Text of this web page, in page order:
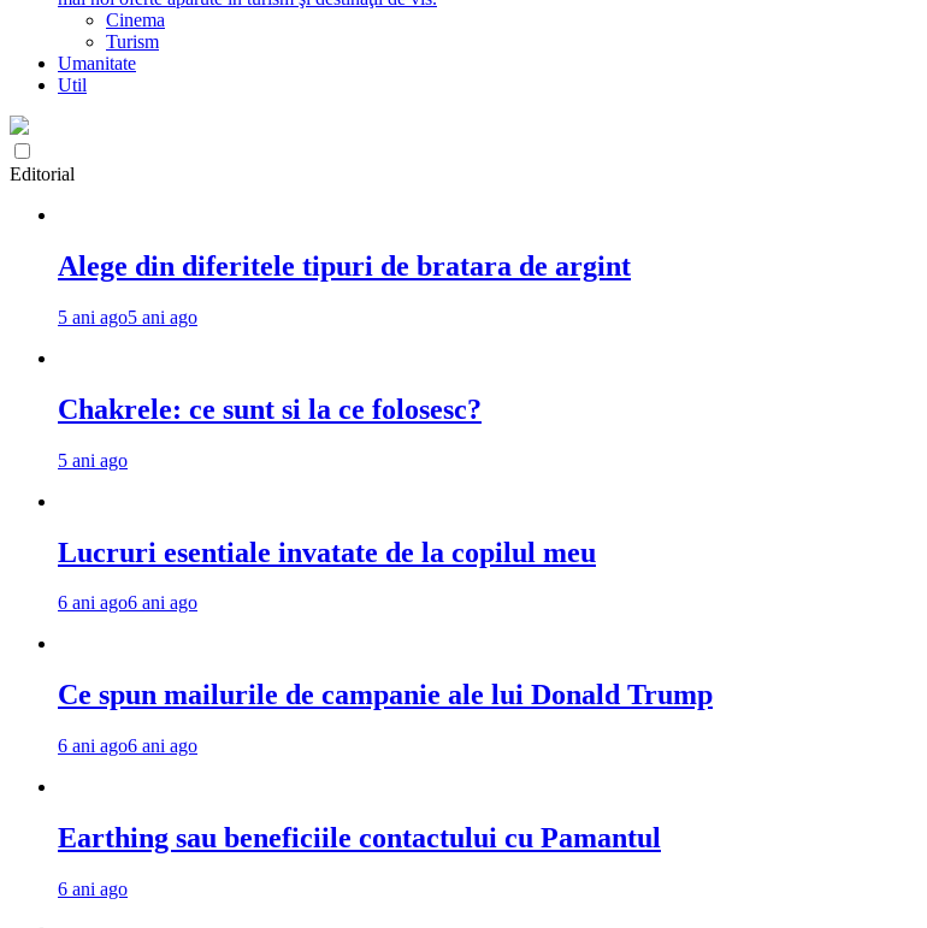
Cinema
Turism
Umanitate
Util
Editorial
Alege din diferitele tipuri de bratara de argint
5 ani ago5 ani ago
Chakrele: ce sunt si la ce folosesc?
5 ani ago
Lucruri esentiale invatate de la copilul meu
6 ani ago6 ani ago
Ce spun mailurile de campanie ale lui Donald Trump
6 ani ago6 ani ago
Earthing sau beneficiile contactului cu Pamantul
6 ani ago